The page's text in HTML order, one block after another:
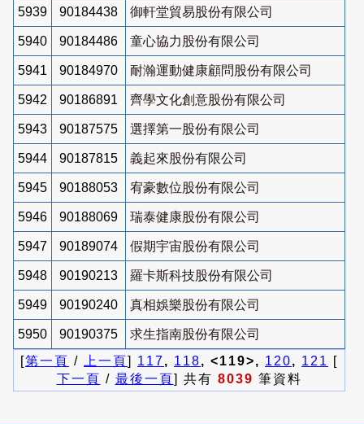
5939 90184438 御軒堂貿易股份有限公司
5940 90184486 童心協力股份有限公司
5941 90184970 耐瀚運動健康顧問股份有限公司
5942 90186891 齊學文化創意股份有限公司
5943 90187575 選擇第一股份有限公司
5944 90187815 義起來股份有限公司
5945 90188053 宥豪數位股份有限公司
5946 90188069 瑞泰健康股份有限公司
5947 90189074 假期宇宙股份有限公司
5948 90190213 羅卡斯科技股份有限公司
5949 90190240 真相娛樂股份有限公司
5950 90190375
求生指南股份有限公司
[第一頁 / 上一頁] 117, 118, <119>, 120, 121
[
下一頁 / 最後一頁] 共有 8039 筆資料